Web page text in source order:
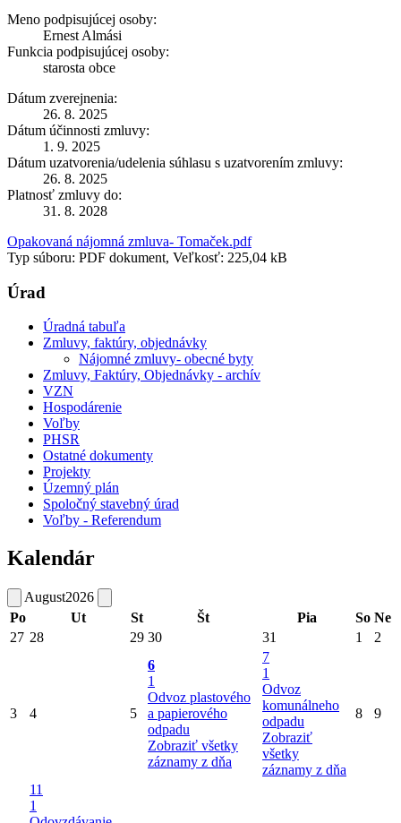
Meno podpisujúcej osoby:
Ernest Almási
Funkcia podpisujúcej osoby:
starosta obce
Dátum zverejnenia:
26. 8. 2025
Dátum účinnosti zmluvy:
1. 9. 2025
Dátum uzatvorenia/udelenia súhlasu s uzatvorením zmluvy:
26. 8. 2025
Platnosť zmluvy do:
31. 8. 2028
Opakovaná nájomná zmluva- Tomaček.pdf
Typ súboru: PDF dokument, Veľkosť: 225,04 kB
Úrad
Úradná tabuľa
Zmluvy, faktúry, objednávky
Nájomné zmluvy- obecné byty
Zmluvy, Faktúry, Objednávky - archív
VZN
Hospodárenie
Voľby
PHSR
Ostatné dokumenty
Projekty
Územný plán
Spoločný stavebný úrad
Voľby - Referendum
Kalendár
August2026
Po
Ut St Št Pia So Ne
27 28 29 30 31 1 2
3 4 5
6
1
Odvoz plastového
a papierového
odpadu
Zobraziť všetky
záznamy z dňa
7
1
Odvoz
komunálneho
odpadu
Zobraziť
všetky
záznamy z dňa
8 9
11
1